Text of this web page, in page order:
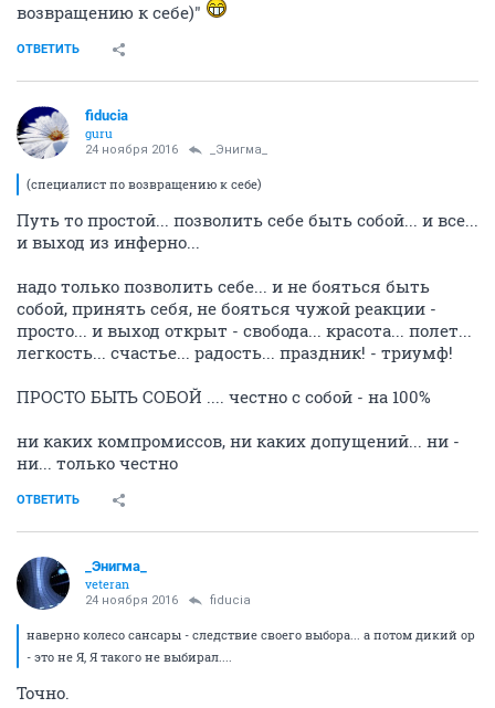
возвращению к себе)"
ОТВЕТИТЬ
fiducia
guru
24 ноября 2016 _Энигма_
(специалист по возвращению к себе)
Путь то простой... позволить себе быть собой... и все...
и выход из инферно...
надо только позволить себе... и не бояться быть
собой, принять себя, не бояться чужой реакции -
просто... и выход открыт - свобода... красота... полет...
легкость... счастье... радость... праздник! - триумф!
ПРОСТО БЫТЬ СОБОЙ .... честно с собой - на 100%
ни каких компромиссов, ни каких допущений... ни -
ни... только честно
ОТВЕТИТЬ
_Энигма_
veteran
24 ноября 2016 fiducia
наверно колесо сансары - следствие своего выбора... а потом дикий ор
- это не Я, Я такого не выбирал....
Точно.